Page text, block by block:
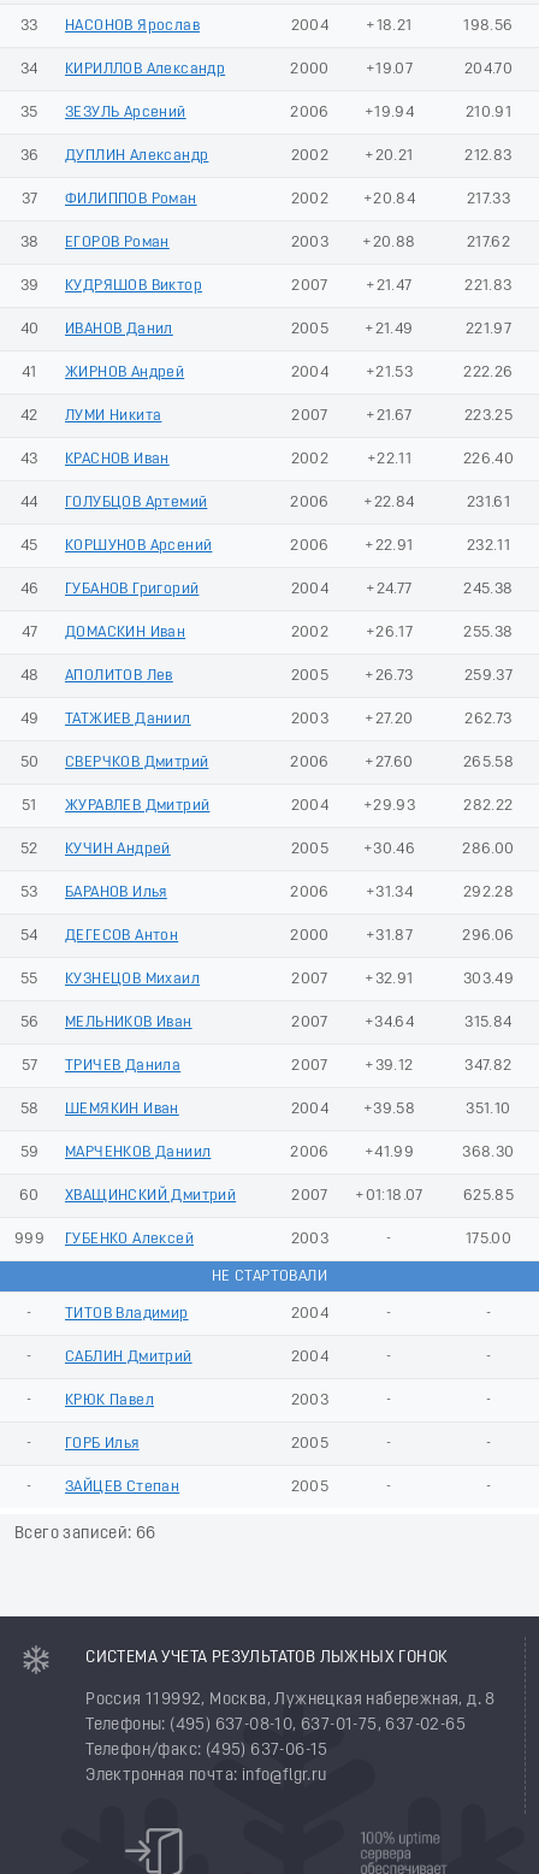
33 НАСОНОВ Ярослав 2004 +18.21 198.56
34 КИРИЛЛОВ Александр 2000 +19.07 204.70
35 ЗЕЗУЛЬ Арсений 2006 +19.94 210.91
36 ДУПЛИН Александр 2002 +20.21 212.83
37 ФИЛИППОВ Роман 2002 +20.84 217.33
38 ЕГОРОВ Роман 2003 +20.88 217.62
39 КУДРЯШОВ Виктор 2007 +21.47 221.83
40 ИВАНОВ Данил 2005 +21.49 221.97
41 ЖИРНОВ Андрей 2004 +21.53 222.26
42 ЛУМИ Никита 2007 +21.67 223.25
43 КРАСНОВ Иван 2002 +22.11 226.40
44 ГОЛУБЦОВ Артемий 2006 +22.84 231.61
45 КОРШУНОВ Арсений 2006 +22.91 232.11
46 ГУБАНОВ Григорий 2004 +24.77 245.38
47 ДОМАСКИН Иван 2002 +26.17 255.38
48 АПОЛИТОВ Лев 2005 +26.73 259.37
49 ТАТЖИЕВ Даниил 2003 +27.20 262.73
50 СВЕРЧКОВ Дмитрий 2006 +27.60 265.58
51 ЖУРАВЛЕВ Дмитрий 2004 +29.93 282.22
52 КУЧИН Андрей 2005 +30.46 286.00
53 БАРАНОВ Илья 2006 +31.34 292.28
54 ДЕГЕСОВ Антон 2000 +31.87 296.06
55 КУЗНЕЦОВ Михаил 2007 +32.91 303.49
56 МЕЛЬНИКОВ Иван 2007 +34.64 315.84
57 ТРИЧЕВ Данила 2007 +39.12 347.82
58 ШЕМЯКИН Иван 2004 +39.58 351.10
59 МАРЧЕНКОВ Даниил 2006 +41.99 368.30
60 ХВАЩИНСКИЙ Дмитрий 2007 +01:18.07 625.85
999 ГУБЕНКО Алексей 2003 - 175.00
НЕ СТАРТОВАЛИ
- ТИТОВ Владимир 2004 - -
- САБЛИН Дмитрий 2004 - -
- КРЮК Павел 2003 - -
- ГОРБ Илья 2005 - -
- ЗАЙЦЕВ Степан 2005 - -
Всего записей: 66
СИСТЕМА УЧЕТА РЕЗУЛЬТАТОВ ЛЫЖНЫХ ГОНОК
Россия 119992, Москва, Лужнецкая набережная, д. 8
Телефоны: (495) 637-08-10, 637-01-75, 637-02-65
Телефон/факс: (495) 637-06-15
Электронная почта: info@flgr.ru